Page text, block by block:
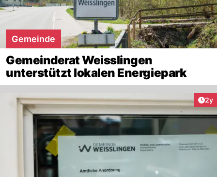
Gemeinde
Gemeinderat Weisslingen
unterstützt lokalen Energiepark
2y